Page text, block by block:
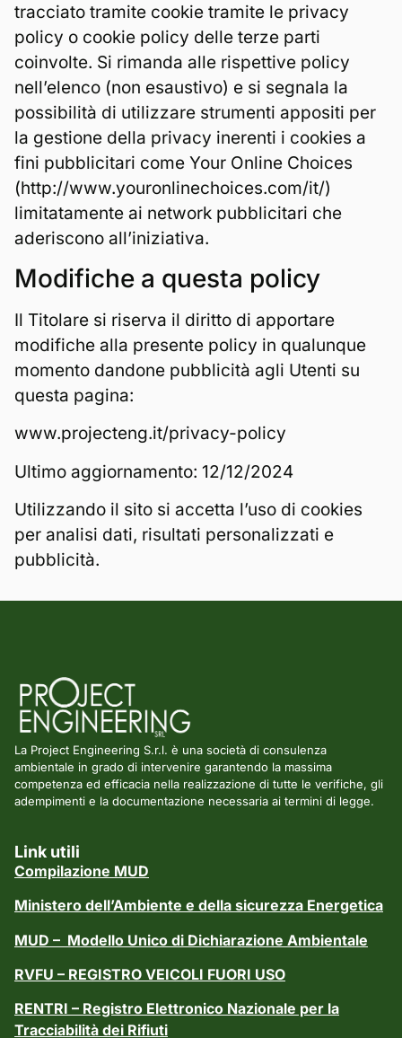
tracciato tramite cookie tramite le privacy
policy o cookie policy delle terze parti
coinvolte. Si rimanda alle rispettive policy
nell’elenco (non esaustivo) e si segnala la
possibilità di utilizzare strumenti appositi per
la gestione della privacy inerenti i cookies a
fini pubblicitari come Your Online Choices
(http://www.youronlinechoices.com/it/)
limitatamente ai network pubblicitari che
aderiscono all’iniziativa.
Modifiche a questa policy
Il Titolare si riserva il diritto di apportare
modifiche alla presente policy in qualunque
momento dandone pubblicità agli Utenti su
questa pagina:
www.projecteng.it/privacy-policy
Ultimo aggiornamento: 12/12/2024
Utilizzando il sito si accetta l’uso di cookies
per analisi dati, risultati personalizzati e
pubblicità.
La Project Engineering S.r.l. è una società di consulenza
ambientale in grado di intervenire garantendo la massima
competenza ed efficacia nella realizzazione di tutte le verifiche, gli
adempimenti e la documentazione necessaria ai termini di legge.
Link utili
Compilazione MUD
Ministero dell’Ambiente e della sicurezza Energetica
MUD – Modello Unico di Dichiarazione Ambientale
RVFU – REGISTRO VEICOLI FUORI USO
RENTRI – Registro Elettronico Nazionale per la
Tracciabilità dei Rifiuti